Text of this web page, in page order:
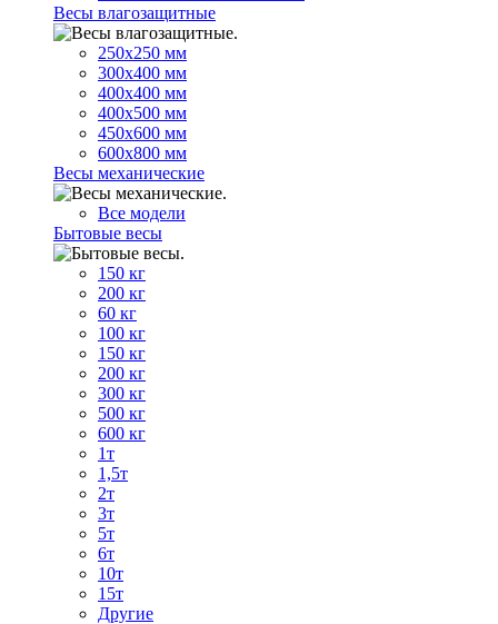
Весы влагозащитные
250х250 мм
300х400 мм
400х400 мм
400х500 мм
450х600 мм
600х800 мм
Весы механические
Все модели
Бытовые весы
150 кг
200 кг
60 кг
100 кг
150 кг
200 кг
300 кг
500 кг
600 кг
1т
1,5т
2т
3т
5т
6т
10т
15т
Другие